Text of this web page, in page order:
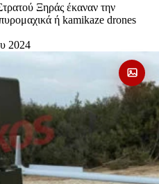
Ξηράς έκαναν την
ή kamikaze drones
2024